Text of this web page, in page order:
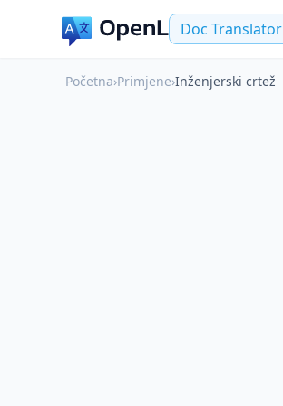
Doc Translator
Početna›Primjene›Inženjerski crtež